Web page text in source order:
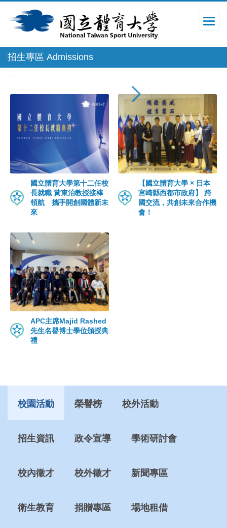
到
容
區
招生專區 Admissions
:::
國立體育大學第十二任校
長就職 黃東治教授接棒
領航 攜手開創國體新未
來
【國立體育大學 × 日本
宮崎縣西都市政府】 跨
國交流，共創未來合作機
會！
APC主席Majid Rashed
先生名譽博士學位頒授典
禮
校園活動 榮譽榜 校外活動
招生資訊 政令宣導 學術研討會
校內徵才 校外徵才 新聞專區
衛生教育 捐贈專區 場地租借